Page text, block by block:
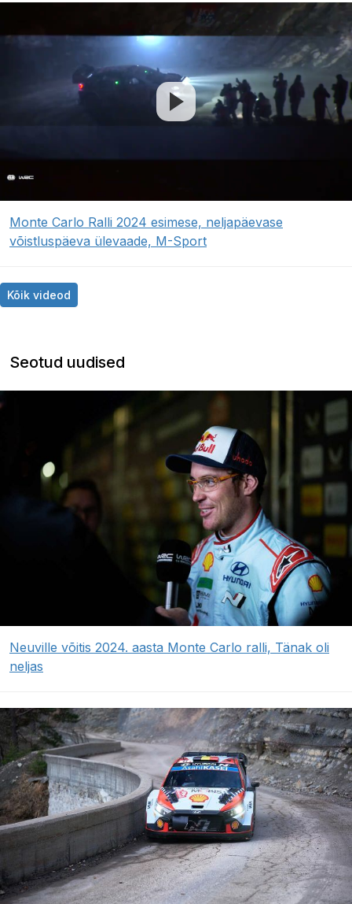
Monte Carlo Ralli 2024 esimese, neljapäevase
võistluspäeva ülevaade, M-Sport
Kõik videod
Seotud uudised
Neuville võitis 2024. aasta Monte Carlo ralli, Tänak oli
neljas